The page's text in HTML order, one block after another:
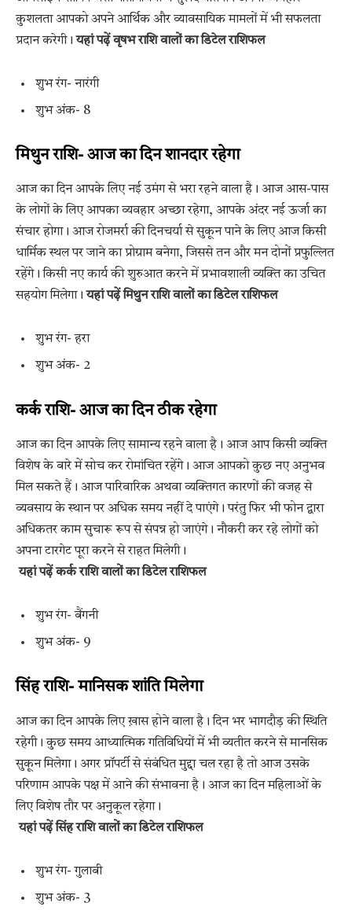
कुशलता आपको अपने आर्थिक और व्यावसायिक मामलों में भी सफलता
प्रदान करेगी।यहां पढ़ें वृषभ राशि वालों का डिटेल राशिफल
शुभ रंग- नारंगी
शुभ अंक- 8
मिथुन राशि- आज का दिन शानदार रहेगा
आज का दिन आपके लिए नई उमंग से भरा रहने वाला है। आज आस-पास
के लोगों के लिए आपका व्यवहार अच्छा रहेगा, आपके अंदर नई ऊर्जा का
संचार होगा। आज रोजमर्रा की दिनचर्या से सुकून पाने के लिए आज किसी
धार्मिक स्थल पर जाने का प्रोग्राम बनेगा, जिससे तन और मन दोनों प्रफुल्लित
रहेंगे। किसी नए कार्य की शुरुआत करने में प्रभावशाली व्यक्ति का उचित
सहयोग मिलेगा।यहां पढ़ें मिथुन राशि वालों का डिटेल राशिफल
शुभ रंग- हरा
शुभ अंक- 2
कर्क राशि- आज का दिन ठीक रहेगा
आज का दिन आपके लिए सामान्य रहने वाला है। आज आप किसी व्यक्ति
विशेष के बारे में सोच कर रोमांचित रहेंगे। आज आपको कुछ नए अनुभव
मिल सकते हैं। आज पारिवारिक अथवा व्यक्तिगत कारणों की वजह से
व्यवसाय के स्थान पर अधिक समय नहीं दे पाएंगे। परंतु फिर भी फोन द्वारा
अधिकतर काम सुचारू रूप से संपन्न हो जाएंगे। नौकरी कर रहे लोगों को
अपना टारगेट पूरा करने से राहत मिलेगी।
यहां पढ़ें कर्क राशि वालों का डिटेल राशिफल
शुभ रंग- बैंगनी
शुभ अंक- 9
सिंह राशि- मानिसक शांति मिलेगा
आज का दिन आपके लिए ख़ास होने वाला है। दिन भर भागदौड़ की स्थिति
रहेगी। कुछ समय आध्यात्मिक गतिविधियों में भी व्यतीत करने से मानसिक
सुकून मिलेगा। अगर प्रॉपर्टी से संबंधित मुद्दा चल रहा है तो आज उसके
परिणाम आपके पक्ष में आने की संभावना है। आज का दिन महिलाओं के
लिए विशेष तौर पर अनुकूल रहेगा।
यहां पढ़ें सिंह राशि वालों का डिटेल राशिफल
शुभ रंग- गुलाबी
शुभ अंक- 3